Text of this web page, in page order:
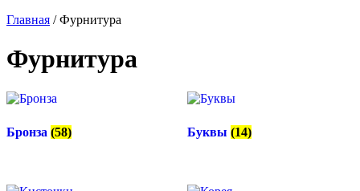
Главная / Фурнитура
Фурнитура
Бронза (58) Буквы (14)